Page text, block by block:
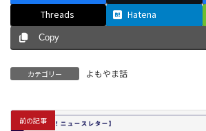
Threads
Hatena
Copy
カテゴリー よもやま話
前の記事